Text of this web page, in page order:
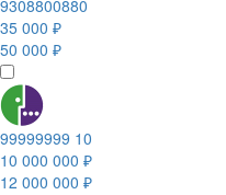
9308800880
35 000 ₽
50 000 ₽
99999999 10
10 000 000 ₽
12 000 000 ₽